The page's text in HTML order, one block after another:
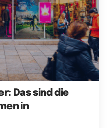
Das sind die
in